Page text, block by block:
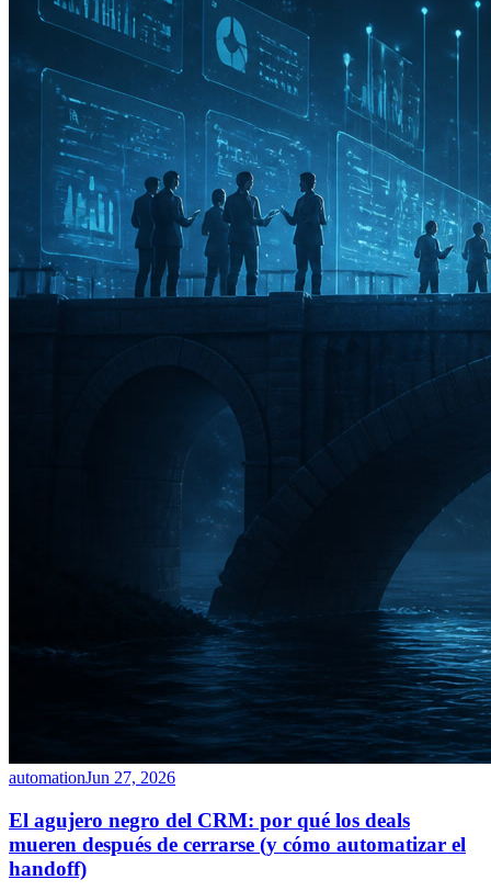
automationJun 27, 2026
El agujero negro del CRM: por qué los deals
mueren después de cerrarse (y cómo automatizar el
handoff)